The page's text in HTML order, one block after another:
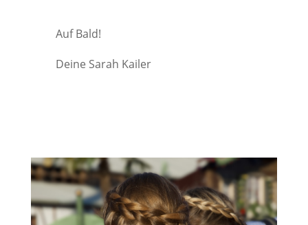
Auf Bald!
Deine Sarah Kailer